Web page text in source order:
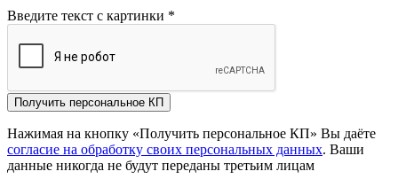
Введите текст с картинки *
Получить персональное КП
Нажимая на кнопку «Получить персональное КП» Вы даёте
согласие на обработку своих персональных данных. Ваши
данные никогда не будут переданы третьим лицам